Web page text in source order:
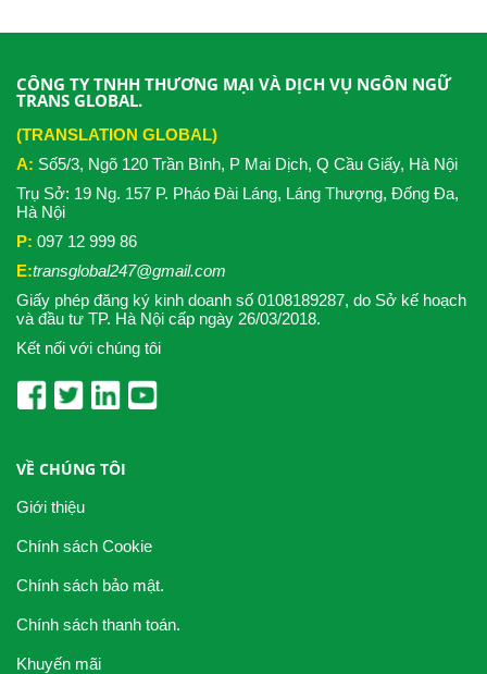
CÔNG TY TNHH THƯƠNG MẠI VÀ DỊCH VỤ NGÔN NGỮ
TRANS GLOBAL.
(TRANSLATION GLOBAL)
A: Số5/3, Ngõ 120 Trần Bình, P Mai Dịch, Q Cầu Giấy, Hà Nội
Trụ Sở: 19 Ng. 157 P. Pháo Đài Láng, Láng Thượng, Đống Đa,
Hà Nội
P: 097 12 999 86
E:transglobal247@gmail.com
Giấy phép đăng ký kinh doanh số 0108189287, do Sở kế hoạch
và đầu tư TP. Hà Nội cấp ngày 26/03/2018.
Kết nối với chúng tôi
VỀ CHÚNG TÔI
Giới thiệu
Chính sách Cookie
Chính sách bảo mật.
Chính sách thanh toán.
Khuyến mãi